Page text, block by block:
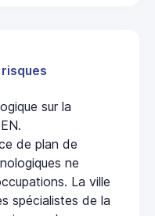
sur la
de plan de
ne
La ville
spécialistes de la